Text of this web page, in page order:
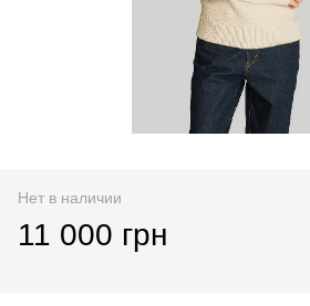
Нет в наличии
11 000 грн